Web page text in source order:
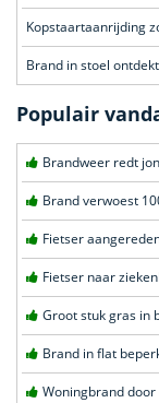
Kopstaartaanrijding
Populair
Brand verwoest
Fietser
Fietser naar
Brand in flat
Woningbrand